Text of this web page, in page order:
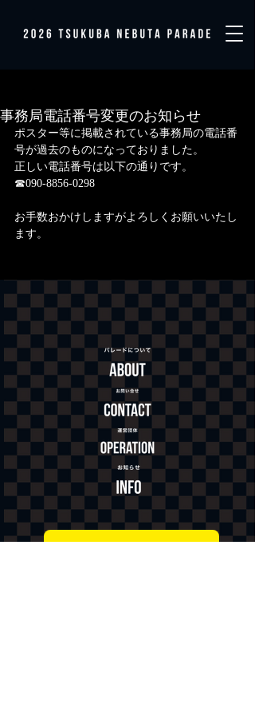
事務局電話番号変更のお知らせ
ポスター等に掲載されている事務局の電話番
号が過去のものになっておりました。
正しい電話番号は以下の通りです。
☎090-8856-0298
お手数おかけしますがよろしくお願いいたし
ます。